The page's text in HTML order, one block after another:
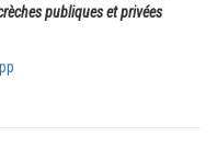
publiques et privées